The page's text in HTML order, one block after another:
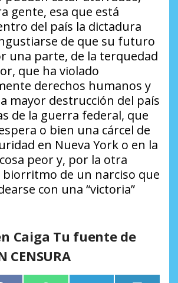
gente, esa que está
del país la dictadura
de que su futuro
una parte, de la terquedad
que ha violado
derechos humanos y
mayor destrucción del país
de la guerra federal, que
o bien una cárcel de
en Nueva York o en la
peor y, por la otra
biorritmo de un narciso que
con una “victoria”
Caiga Tu fuente de
CENSURA